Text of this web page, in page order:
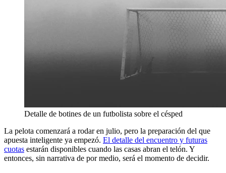
Detalle de botines de un futbolista sobre el césped
La pelota comenzará a rodar en julio, pero la preparación del que
apuesta inteligente ya empezó. El detalle del encuentro y futuras
cuotas estarán disponibles cuando las casas abran el telón. Y
entonces, sin narrativa de por medio, será el momento de decidir.